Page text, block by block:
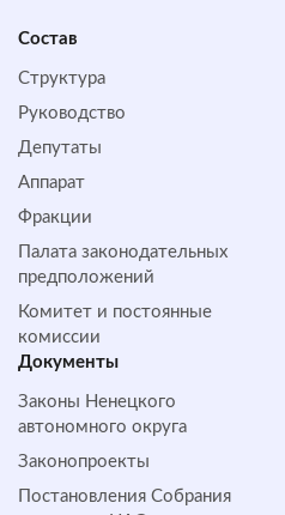
Состав
Структура
Руководство
Депутаты
Аппарат
Фракции
Палата законодательных
предположений
Комитет и постоянные
комиссии
Документы
Законы Ненецкого
автономного округа
Законопроекты
Постановления Собрания